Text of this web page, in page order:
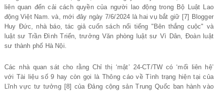
liên quan đến cải cách quyền của người lao động trong Bộ Luật Lao
động Việt Nam. và, mới đây ngày 7/6/2024 là hai vụ bắt giữ [7] Blogger
Huy Đức, nhà báo, tác giả cuốn sách nổi tiếng "Bên thắng cuộc" và
luật sư Trần Đình Triển, trưởng Văn phòng luật sư Vì Dân, Đoàn luật
sư thành phố Hà Nội.
Các nhà quan sát cho rằng Chỉ thị ‘mật’ 24-CT/TW có ‘mối liên hệ’
với Tài liệu số 9 hay còn gọi là Thông cáo về Tình trạng hiện tại của
Lĩnh vực tư tưởng [8] của Đảng cộng sản Trung Quốc ban hành vào